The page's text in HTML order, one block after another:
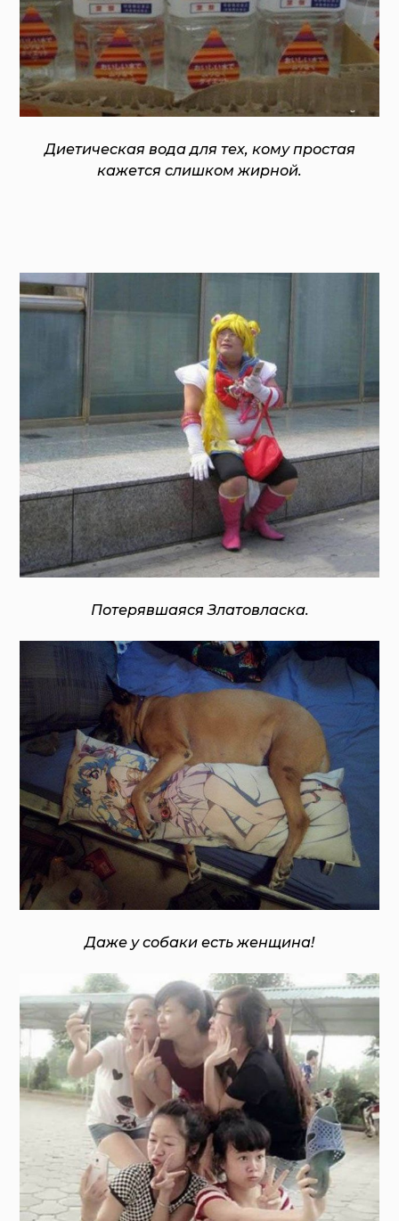
Диетическая вода для тех, кому простая
кажется слишком жирной.
Потерявшаяся Златовласка.
Даже у собаки есть женщина!